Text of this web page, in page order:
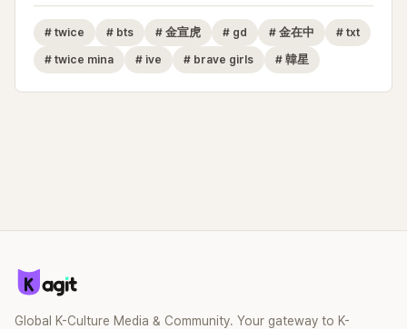
# twice # bts # 金宣虎 # gd # 金在中 # txt
# twice mina # ive # brave girls # 韓星
Global K-Culture Media & Community. Your gateway to K-